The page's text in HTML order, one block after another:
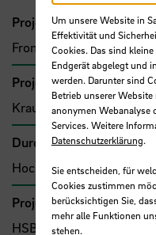
Projektleitung
Frommann, Olaf, Prof.
Projektbeteiligte
Kraus, Andreas, Prof.
Durchführende
Hochschule Bremen,
Projekttyp
HSB-intern gefördertes
Um unsere Website in
Effektivität und
Cookies. Das sind
Endgerät abgelegt und
werden. Darunter sind
Betrieb unserer
anonymen Webanalyse
Services. Weitere
Datenschutzerklärung.
Sie entscheiden, für
Cookies zustimmen
berücksichtigen Sie,
mehr alle Funktionen
stehen.